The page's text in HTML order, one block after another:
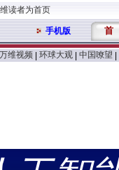
读者为首页
手机版 首
万维视频 环球大观 中国嘹望